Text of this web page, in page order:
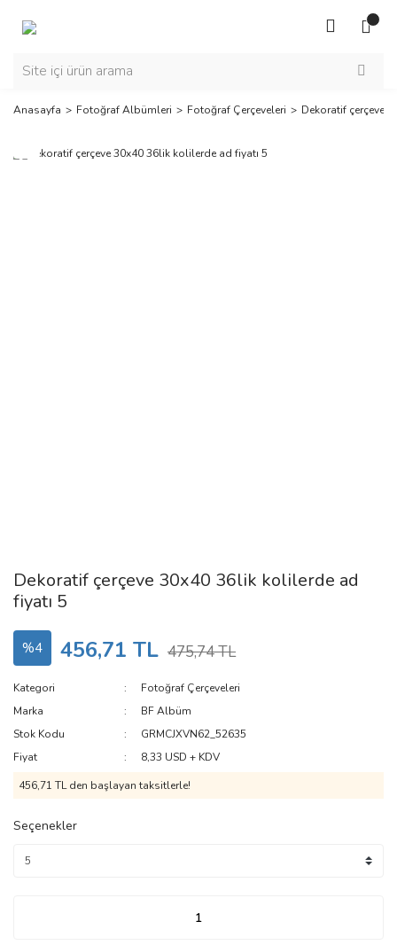
Anasayfa Fotoğraf Albümleri Fotoğraf Çerçeveleri Dekoratif çerçeve
Dekoratif çerçeve 30x40 36lik kolilerde ad
fiyatı 5
%4 456,71 TL 475,74 TL
Kategori
Fotoğraf Çerçeveleri
Marka
BF Albüm
Stok Kodu
GRMCJXVN62_52635
Fiyat
8,33 USD + KDV
456,71 TL den başlayan taksitlerle!
Seçenekler